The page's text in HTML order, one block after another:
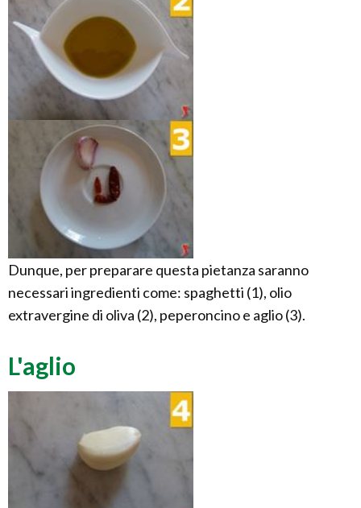
Dunque, per preparare questa pietanza saranno
necessari ingredienti come: spaghetti (1), olio
extravergine di oliva (2), peperoncino e aglio (3).
L'aglio